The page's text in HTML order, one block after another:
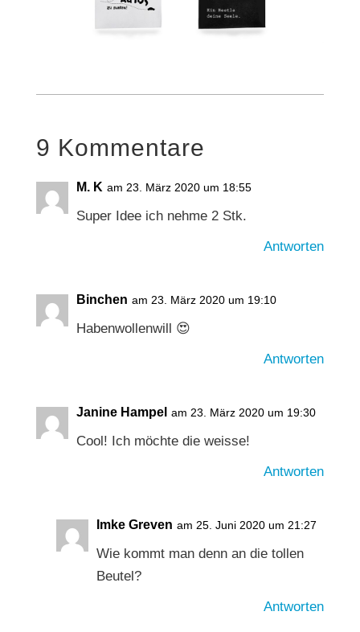
9 Kommentare
M. K am 23. März 2020 um 18:55
Super Idee ich nehme 2 Stk.
Antworten
Binchen am 23. März 2020 um 19:10
Habenwollenwill 😍
Antworten
Janine Hampel am 23. März 2020 um 19:30
Cool! Ich möchte die weisse!
Antworten
Imke Greven am 25. Juni 2020 um 21:27
Wie kommt man denn an die tollen
Beutel?
Antworten